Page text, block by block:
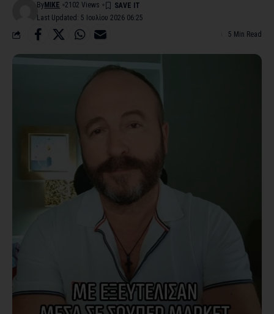
Last Updated: 5 Ιουλίου 2026 06:25
By MIKE 2102 Views
5 Min Read